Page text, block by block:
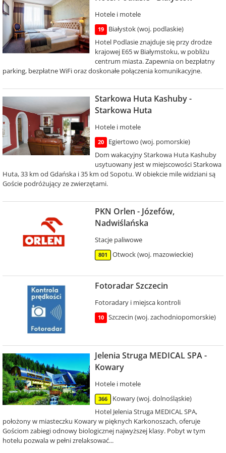
Hotele i motele
19
Białystok (woj. podlaskie)
Hotel Podlasie znajduje się przy drodze
krajowej E65 w Białymstoku, w pobliżu
centrum miasta. Zapewnia on bezpłatny
parking, bezpłatne WiFi oraz doskonałe połączenia komunikacyjne.
Starkowa Huta Kashuby -
Starkowa Huta
Hotele i motele
20
Egiertowo (woj. pomorskie)
Dom wakacyjny Starkowa Huta Kashuby
usytuowany jest w miejscowości Starkowa
Huta, 33 km od Gdańska i 35 km od Sopotu. W obiekcie mile widziani są
Goście podróżujący ze zwierzętami.
PKN Orlen - Józefów,
Nadwiślańska
Stacje paliwowe
801 Otwock (woj. mazowieckie)
Fotoradar Szczecin
Fotoradary i miejsca kontroli
10 Szczecin (woj. zachodniopomorskie)
Jelenia Struga MEDICAL SPA -
Kowary
Hotele i motele
366
Kowary (woj. dolnośląskie)
Hotel Jelenia Struga MEDICAL SPA,
położony w miasteczku Kowary w pięknych Karkonoszach, oferuje
Gościom zabiegi odnowy biologicznej najwyższej klasy. Pobyt w tym
hotelu pozwala w pełni zrelaksować...